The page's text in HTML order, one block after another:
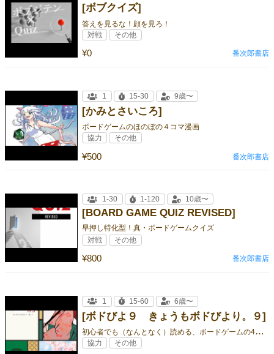
[ボブクイズ]
答えを見るな！顔を見ろ！
¥0
対戦 その他
番次郎書店
[かみとさいころ]
ボードゲームのほのぼの４コマ漫画
¥500
1 15-30 9歳〜
協力 その他
番次郎書店
[BOARD GAME QUIZ REVISED]
早押し特化型！真・ボードゲームクイズ
¥800
1-30 1-120 10歳〜
対戦 その他
番次郎書店
[ボドびよ９ きょうもボドびより。９]
初
心者でも（なんとなく）読める、ボードゲームの4コマ
1 15-60 6歳〜
協力 その他